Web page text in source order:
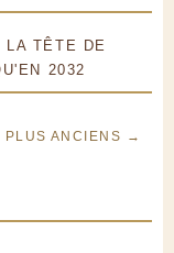
TÊTE DE
2032
PLUS ANCIENS →